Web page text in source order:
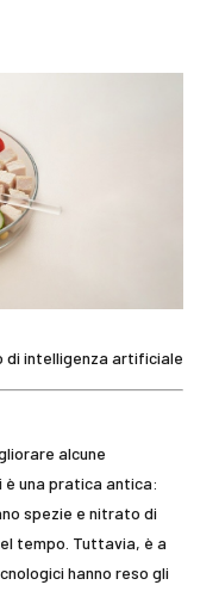
di intelligenza artificiale
alcune
una pratica antica:
spezie e nitrato di
tempo. Tuttavia, è a
hanno reso gli